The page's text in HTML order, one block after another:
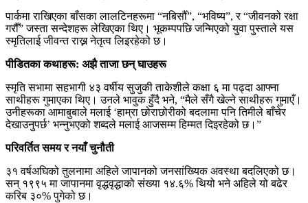
पार्कमा राखिएका बाँसका लालटिनहरूमा “नबिर्सौँ”, “भविष्य”, र “जीवनको रक्षा
गरौँ” जस्ता सन्देशहरू लेखिएका थिए। भूकम्पपछि जन्मिएको युवा पुस्ताले यस
स्मृतिलाई जीवन्त राख्न नेतृत्व लिइरहेको छ।
पीडितका कथाहरू: अझै ताजा छन् घाउहरू
स्मृति सभामा सहभागी ४३ वर्षीय सुजुकी ताकेशीले कक्षा ६ मा पढ्दा आफ्ना
साथीहरू गुमाएका थिए। उनले भावुक हुँदै भने, “मैले सँगै खेल्ने साथीहरू गुमाएँ।
उनीहरूका आमाबुबाले मलाई ‘हाम्रा छोराछोरीको बदलामा पनि तिमीले बाँचेर
देखाउनुपर्छ’ भन्नुभएको शब्दले मलाई आजसम्म हिम्मत दिइरहेको छ।”
परिवर्तित समय र नयाँ चुनौती
३१ वर्षअघिको तुलनामा अहिले जापानको जनसांख्यिक अवस्था बदलिएको छ।
सन् १९९५ मा जापानमा वृद्धवृद्धाको संख्या १४.६% थियो भने अहिले यो बढेर
करिब ३०% पुगेको छ।